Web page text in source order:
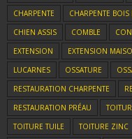
CHARPENTE
CHARPENTE BOIS
CHIEN ASSIS
COMBLE
EXTENSION
EXTENSION
LUCARNES
OSSATURE
RESTAURATION CHARPENTE
RESTAURATION PRÉAU
TOITURE TUILE
TOITURE ZINC